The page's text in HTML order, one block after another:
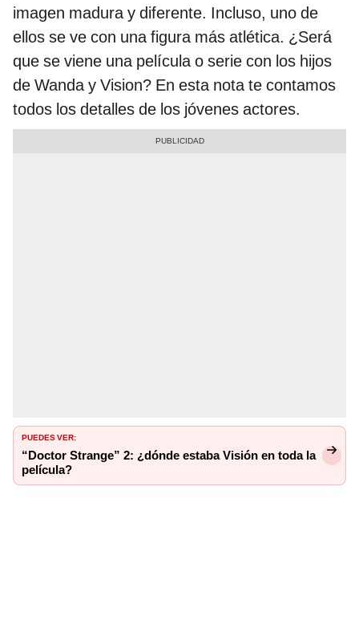
imagen madura y diferente. Incluso, uno de
ellos se ve con una figura más atlética. ¿Será
que se viene una película o serie con los hijos
de Wanda y Vision? En esta nota te contamos
todos los detalles de los jóvenes actores.
PUEDES VER:
“Doctor Strange” 2: ¿dónde estaba Visión en toda la
película?